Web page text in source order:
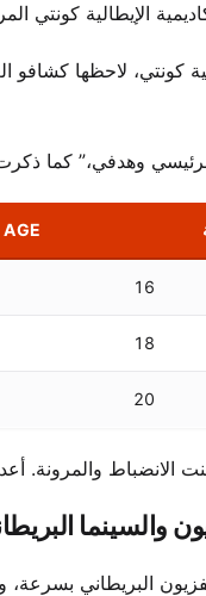
الإيطالية
وهدفي،” كما
AGE
16
18
20
الانضباط والمرونة.
والسينما
البريطاني بسرعة،